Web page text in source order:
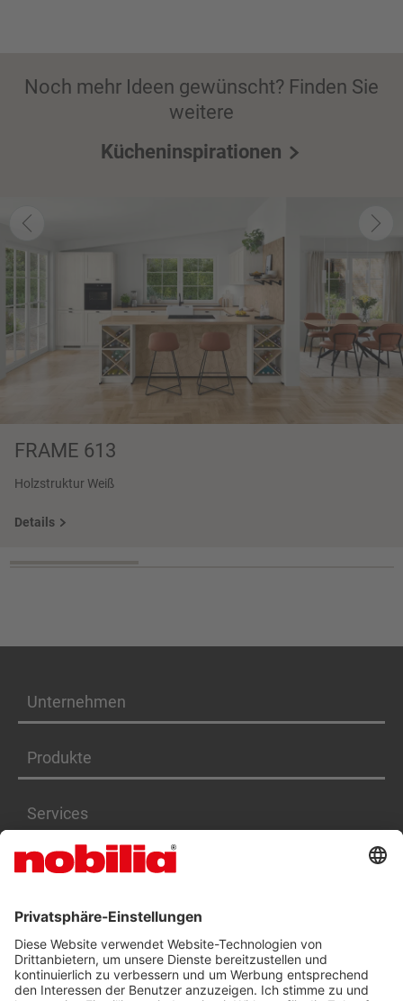
Noch mehr Ideen gewünscht? Finden Sie
weitere
Kücheninspirationen
FRAME 613
Holzstruktur Weiß
Details
Unternehmen
Produkte
Services
Karriere
BARRIEREFREIHEITSERKLÄRUNG